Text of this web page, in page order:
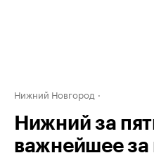
Нижний Новгород
Нижний за
важнейшее